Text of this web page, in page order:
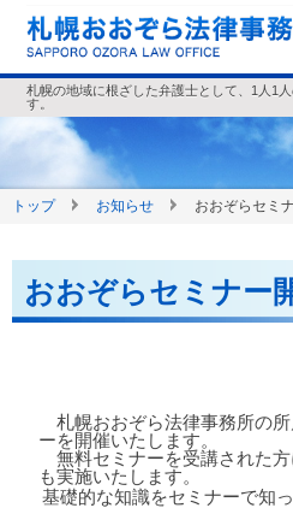
札幌の地域に根ざした弁護士として、1人1
す。
トップ お知らせ おおぞらセミ
おおぞらセミナー
札幌おおぞら法律事務所の
ーを開催いたします。
無料セミナーを受講された
も実施いたします。
基礎的な知識をセミナーで知